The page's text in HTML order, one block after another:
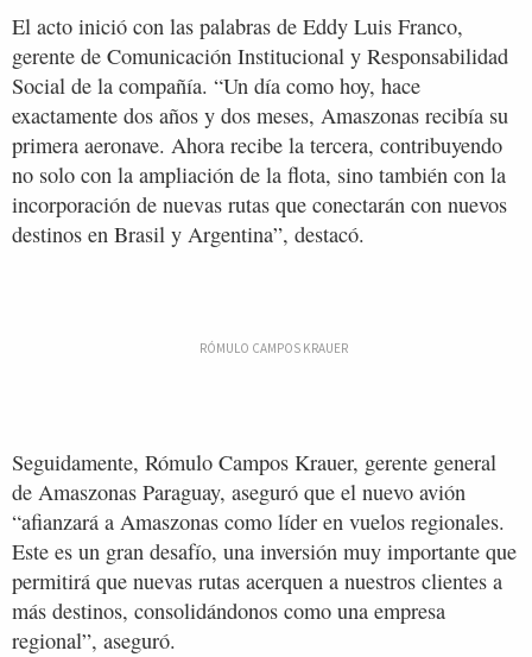
El acto inició con las palabras de Eddy Luis Franco,
gerente de Comunicación Institucional y Responsabilidad
Social de la compañía. “Un día como hoy, hace
exactamente dos años y dos meses, Amaszonas recibía su
primera aeronave. Ahora recibe la tercera, contribuyendo
no solo con la ampliación de la flota, sino también con la
incorporación de nuevas rutas que conectarán con nuevos
destinos en Brasil y Argentina”, destacó.
RÓMULO CAMPOS KRAUER
Seguidamente, Rómulo Campos Krauer, gerente general
de Amaszonas Paraguay, aseguró que el nuevo avión
“afianzará a Amaszonas como líder en vuelos regionales.
Este es un gran desafío, una inversión muy importante que
permitirá que nuevas rutas acerquen a nuestros clientes a
más destinos, consolidándonos como una empresa
regional”, aseguró.